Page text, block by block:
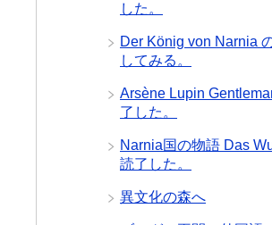
した。
Der König von Narnia
してみる。
Arsène Lupin
了した。
Narnia国の物語 Das
読了した。
異文化の森へ